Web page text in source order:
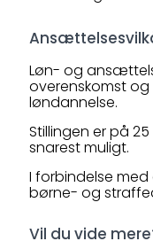
Løn- og
overenskomst
løndannelse.
Stillingen er på
snarest muligt.
I forbindelse
børne- og
Vil du vide